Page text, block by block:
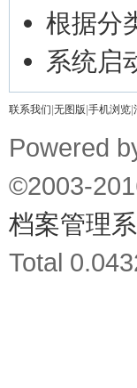
根据分
系统启
联系我们 无图版 手机浏览
Powered
©2003-
档案管理
Total